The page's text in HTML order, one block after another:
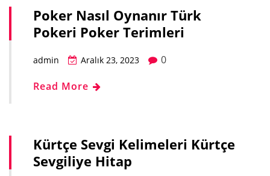
Poker Nasıl Oynanır Türk
Pokeri Poker Terimleri
admin Aralık 23, 2023
0
Read More
Kürtçe Sevgi Kelimeleri Kürtçe
Sevgiliye Hitap